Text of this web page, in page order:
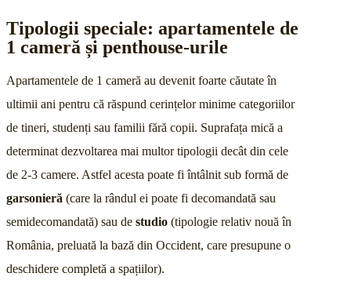
Tipologii speciale: apartamentele de
1 cameră și penthouse-urile
Apartamentele de 1 cameră au devenit foarte căutate în
ultimii ani pentru că răspund cerințelor minime categoriilor
de tineri, studenți sau familii fără copii. Suprafața mică a
determinat dezvoltarea mai multor tipologii decât din cele
de 2-3 camere. Astfel acesta poate fi întâlnit sub formă de
garsonieră (care la rândul ei poate fi decomandată sau
semidecomandată) sau de studio (tipologie relativ nouă în
România, preluată la bază din Occident, care presupune o
deschidere completă a spațiilor).